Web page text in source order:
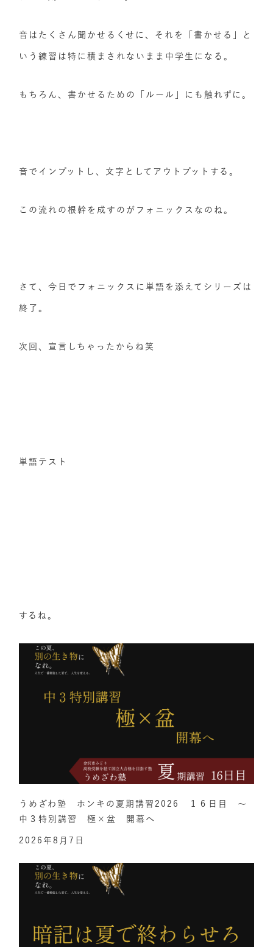
音はたくさん聞かせるくせに、それを「書かせる」と
いう練習は特に積まされないまま中学生になる。
もちろん、書かせるための「ルール」にも触れずに。
音でインプットし、文字としてアウトプットする。
この流れの根幹を成すのがフォニックスなのね。
さて、今日でフォニックスに単語を添えてシリーズは
終了。
次回、宣言しちゃったからね笑
単語テスト
するね。
うめざわ塾 ホンキの夏期講習2026 １６日目 ～
中３特別講習 極×盆 開幕へ
2026年8月7日